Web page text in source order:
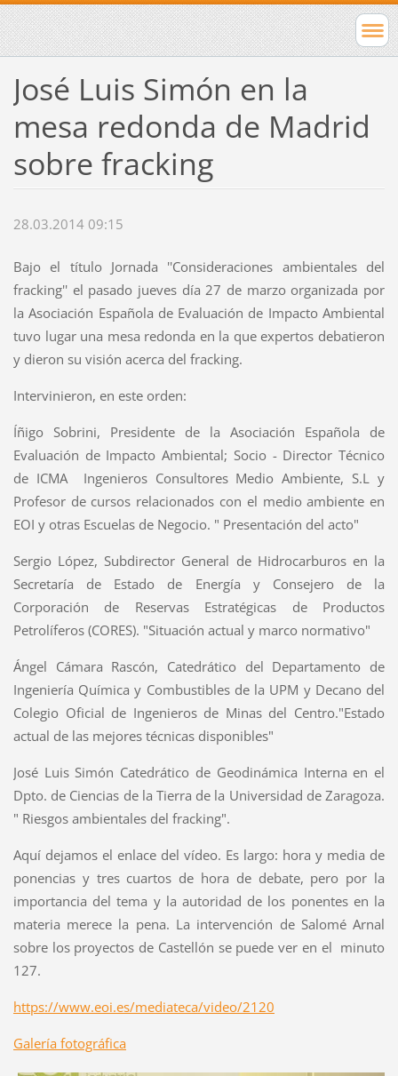
José Luis Simón en la
mesa redonda de Madrid
sobre fracking
28.03.2014 09:15
Bajo el título Jornada ''Consideraciones ambientales del
fracking'' el pasado jueves día 27 de marzo organizada por
la Asociación Española de Evaluación de Impacto Ambiental
tuvo lugar una mesa redonda en la que expertos debatieron
y dieron su visión acerca del fracking.
Intervinieron, en este orden:
Íñigo Sobrini, Presidente de la Asociación Española de
Evaluación de Impacto Ambiental; Socio - Director Técnico
de ICMA  Ingenieros Consultores Medio Ambiente, S.L y
Profesor de cursos relacionados con el medio ambiente en
EOI y otras Escuelas de Negocio. " Presentación del acto"
Sergio López, Subdirector General de Hidrocarburos en la
Secretaría de Estado de Energía y Consejero de la
Corporación de Reservas Estratégicas de Productos
Petrolíferos (CORES). "Situación actual y marco normativo"
Ángel Cámara Rascón, Catedrático del Departamento de
Ingeniería Química y Combustibles de la UPM y Decano del
Colegio Oficial de Ingenieros de Minas del Centro."Estado
actual de las mejores técnicas disponibles"
José Luis Simón Catedrático de Geodinámica Interna en el
Dpto. de Ciencias de la Tierra de la Universidad de Zaragoza.
" Riesgos ambientales del fracking".
Aquí dejamos el enlace del vídeo. Es largo: hora y media de
ponencias y tres cuartos de hora de debate, pero por la
importancia del tema y la autoridad de los ponentes en la
materia merece la pena. La intervención de Salomé Arnal
sobre los proyectos de Castellón se puede ver en el minuto
127.
https://www.eoi.es/mediateca/video/2120
Galería fotográfica